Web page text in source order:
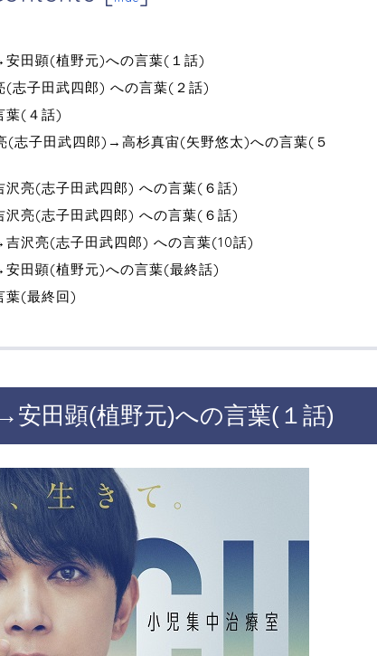
田顕(植野元)への言葉(１話)
志子田武四郎) への言葉(２話)
葉(４話)
(志子田武四郎)→高杉真宙(矢野悠太)への言葉(５
亮(志子田武四郎) への言葉(６話)
亮(志子田武四郎) への言葉(６話)
沢亮(志子田武四郎) への言葉(10話)
田顕(植野元)への言葉(最終話)
葉(最終回)
安田顕(植野元)への言葉(１話)